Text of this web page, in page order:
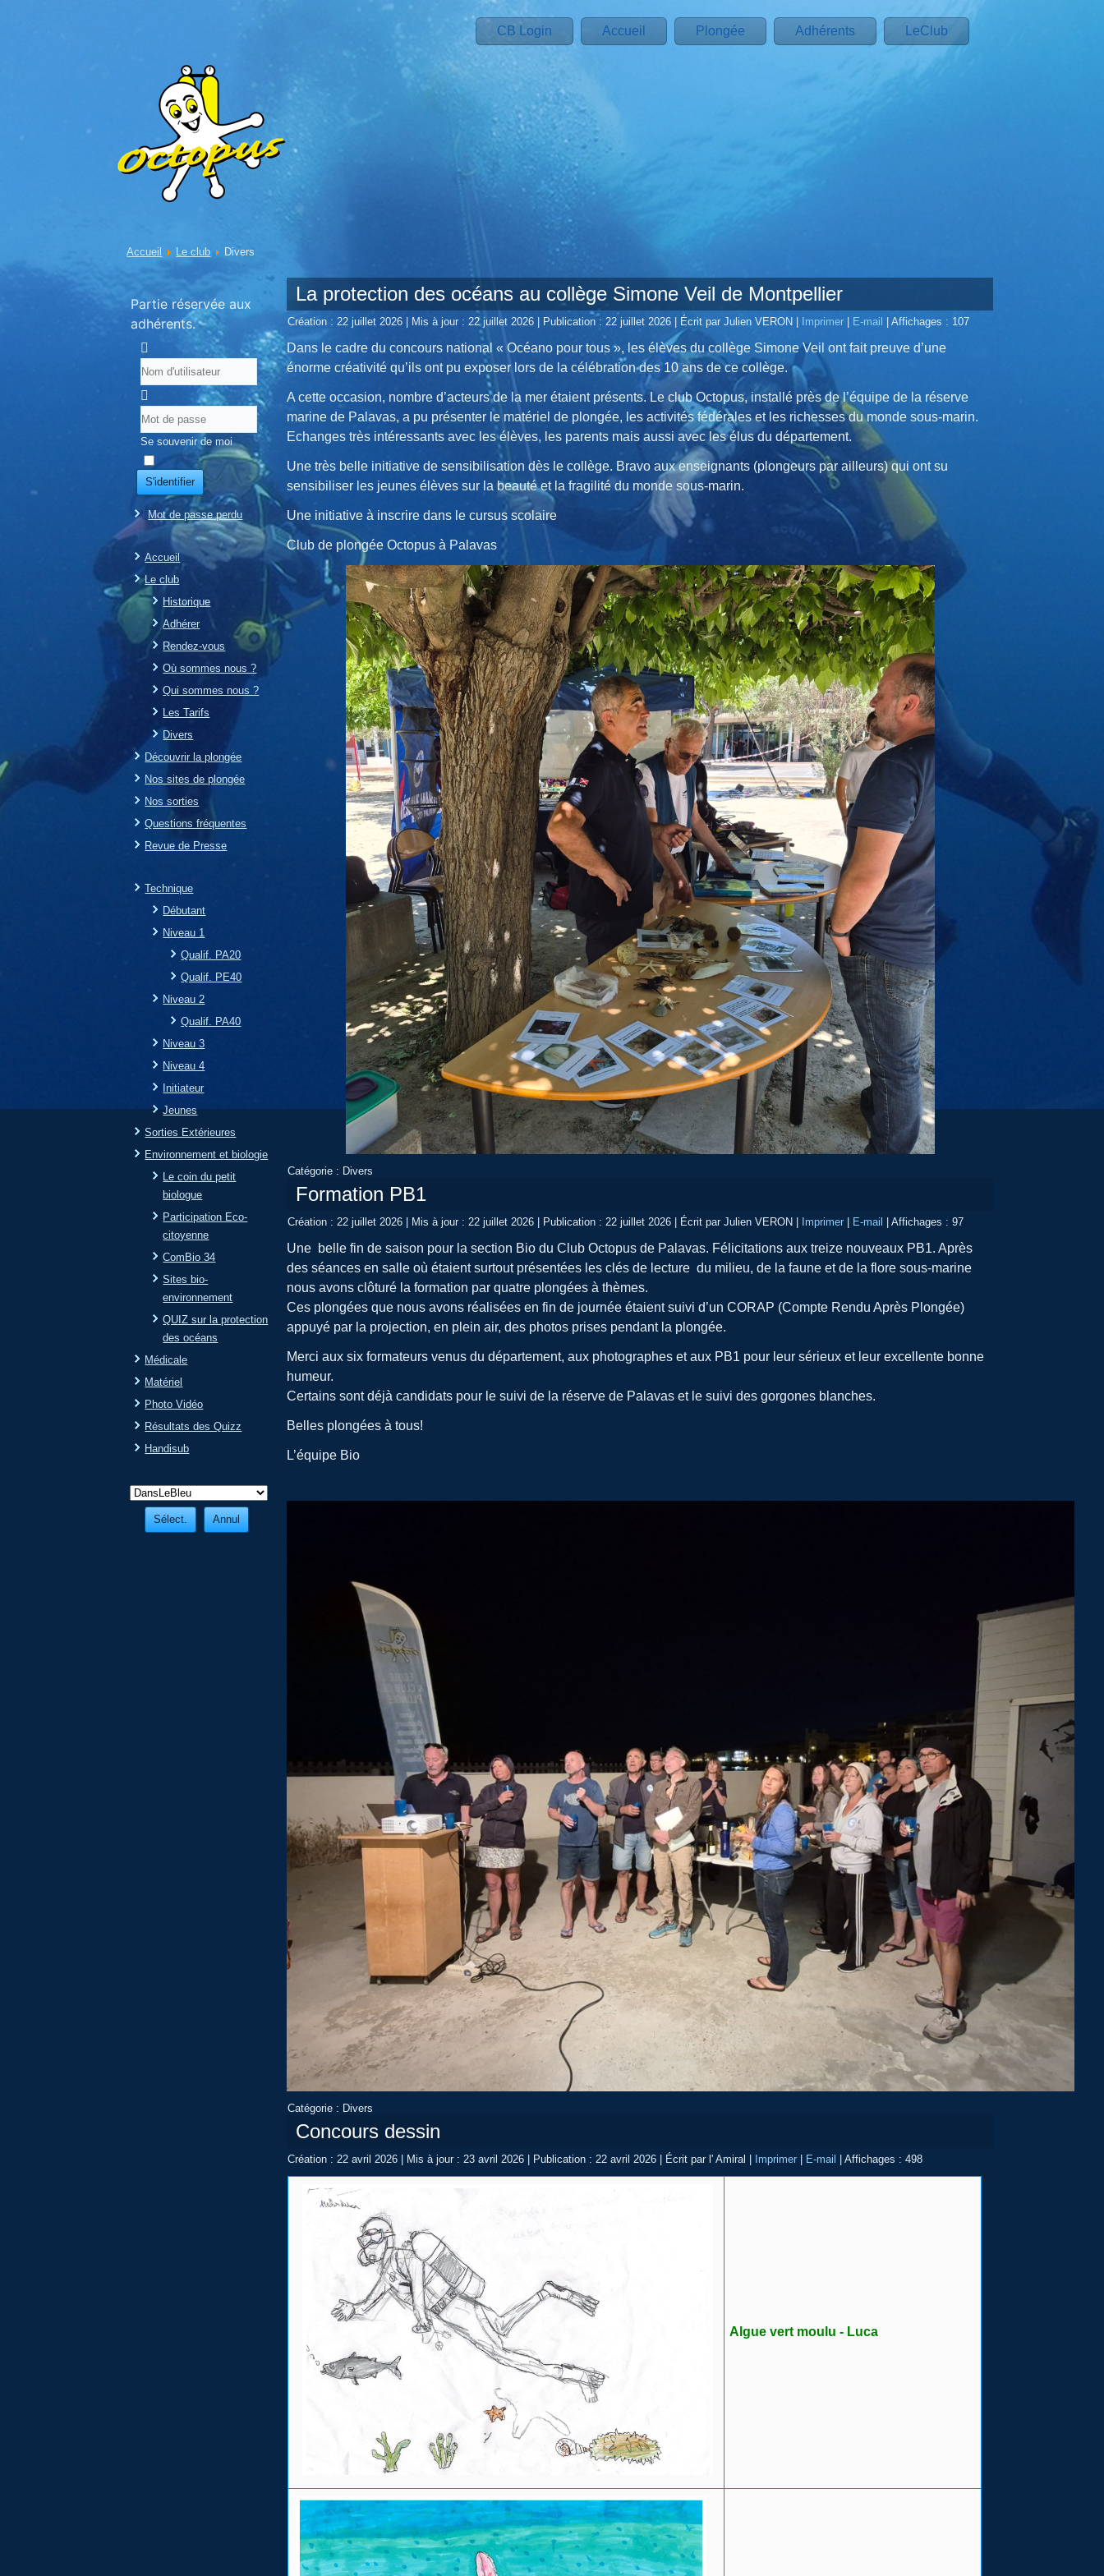
CB Login Accueil Plongée Adhérents LeClub
Accueil Le club Divers
Partie réservée aux
adhérents.
Se souvenir de moi
S'identifier
Mot de passe perdu
Accueil
Le club
Historique
Adhérer
Rendez-vous
Où sommes nous ?
Qui sommes nous ?
Les Tarifs
Divers
Découvrir la plongée
Nos sites de plongée
Nos sorties
Questions fréquentes
Revue de Presse
Technique
Débutant
Niveau 1
Qualif. PA20
Qualif. PE40
Niveau 2
Qualif. PA40
Niveau 3
Niveau 4
Initiateur
Jeunes
Sorties Extérieures
Environnement et biologie
Le coin du petit
biologue
Participation Eco-
citoyenne
ComBio 34
Sites bio-
environnement
QUIZ sur la protection
des océans
Médicale
Matériel
Photo Vidéo
Résultats des Quizz
Handisub
La protection des océans au collège Simone Veil de Montpellier
Création : 22 juillet 2026 Mis à jour : 22 juillet 2026 Publication : 22 juillet 2026 Écrit par Julien VERON Imprimer E-mail |Affichages : 107
Dans le cadre du concours national « Océano pour tous », les élèves du collège Simone Veil ont fait preuve d’une
énorme créativité qu’ils ont pu exposer lors de la célébration des 10 ans de ce collège.
A cette occasion, nombre d’acteurs de la mer étaient présents. Le club Octopus, installé près de l’équipe de la réserve
marine de Palavas, a pu présenter le matériel de plongée, les activités fédérales et les richesses du monde sous-marin.
Echanges très intéressants avec les élèves, les parents mais aussi avec les élus du département.
Une très belle initiative de sensibilisation dès le collège. Bravo aux enseignants (plongeurs par ailleurs) qui ont su
sensibiliser les jeunes élèves sur la beauté et la fragilité du monde sous-marin.
Une initiative à inscrire dans le cursus scolaire
Club de plongée Octopus à Palavas
Catégorie : Divers
Formation PB1
Création : 22 juillet 2026 Mis à jour : 22 juillet 2026 Publication : 22 juillet 2026 Écrit par Julien VERON Imprimer E-mail |Affichages : 97
Une belle fin de saison pour la section Bio du Club Octopus de Palavas. Félicitations aux treize nouveaux PB1. Après
des séances en salle où étaient surtout présentées les clés de lecture du milieu, de la faune et de la flore sous-marine
nous avons clôturé la formation par quatre plongées à thèmes.
Ces plongées que nous avons réalisées en fin de journée étaient suivi d’un CORAP (Compte Rendu Après Plongée)
appuyé par la projection, en plein air, des photos prises pendant la plongée.
Merci aux six formateurs venus du département, aux photographes et aux PB1 pour leur sérieux et leur excellente bonne
humeur.
Certains sont déjà candidats pour le suivi de la réserve de Palavas et le suivi des gorgones blanches.
Belles plongées à tous!
L’équipe Bio
Catégorie : Divers
Concours dessin
Création : 22 avril 2026 Mis à jour : 23 avril 2026 Publication : 22 avril 2026 Écrit par l' Amiral Imprimer E-mail |Affichages : 498
Algue vert moulu - Luca